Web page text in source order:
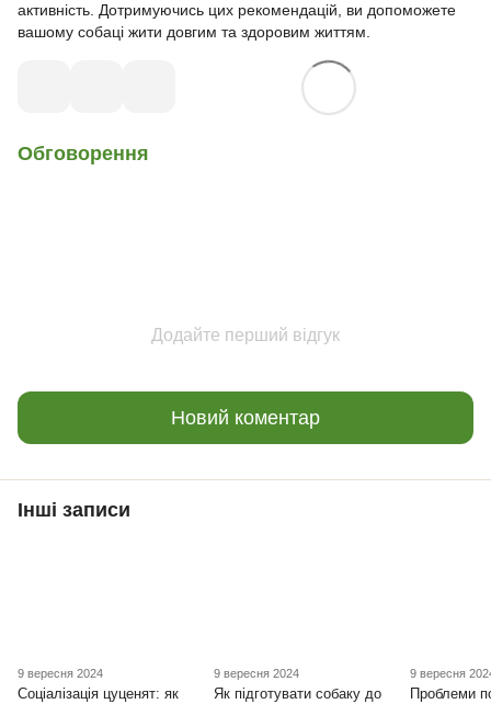
активність. Дотримуючись цих рекомендацій, ви допоможете
вашому собаці жити довгим та здоровим життям.
Обговорення
Додайте перший відгук
Новий коментар
Інші записи
9 вересня 2024
Соціалізація цуценят: як
9 вересня 2024
Як підготувати собаку до
9 вересня
Проблеми